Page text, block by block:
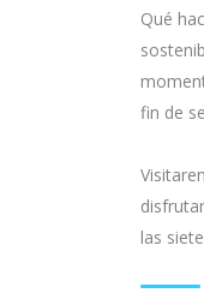
Qué
fin de
las